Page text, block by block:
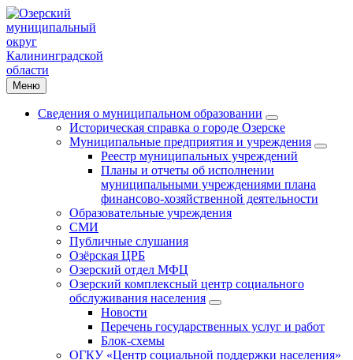
Меню
Сведения о муниципальном образовании
Историческая справка о городе Озерске
Муниципальные предприятия и учреждения
Реестр муниципальных учреждений
Планы и отчеты об исполнении
муниципальными учреждениями плана
финансово-хозяйственной деятельности
Образовательные учреждения
СМИ
Публичные слушания
Озёрская ЦРБ
Озерский отдел МФЦ
Озерский комплексный центр социального
обслуживания населения
Новости
Перечень государственных услуг и работ
Блок-схемы
ОГКУ «Центр социальной поддержки населения»